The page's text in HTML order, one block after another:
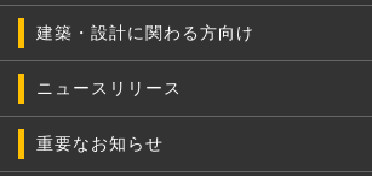
建築・設計に関わる方向け
ニュースリリース
重要なお知らせ